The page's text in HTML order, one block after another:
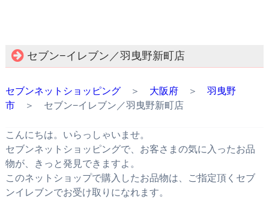
セブン−イレブン／羽曳野新町店
セブンネットショッピング＞ 大阪府＞ 羽曳野
市＞ セブン−イレブン／羽曳野新町店
こんにちは。いらっしゃいませ。
セブンネットショッピングで、お客さまの気に入ったお品
物が、きっと発見できますよ。
このネットショップで購入したお品物は、ご指定頂くセブ
ンイレブンでお受け取りになれます。